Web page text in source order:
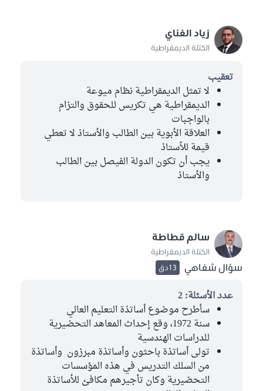
زياد الغناي
الكتلة الديمقراطية
تعقيب
لا تمثل الديمقراطية نظام ميوعة
الديمقراطية هي تكريس للحقوق والتزام
بالواجبات
العلاقة الأبوية بين الطالب والأستاذ لا تعطي
قيمة للأستاذ
يجب أن تكون الدولة الفيصل بين الطالب
والأستاذ
سالم قطاطة
الكتلة الديمقراطية
سؤال شفاهي 13دق
عدد الأسئلة: 2
سأطرح موضوع أساتذة التعليم العالي
سنة 1972، وقع إحداث المعاهد التحضيرية
للدراسات الهندسية
تولى أساتذة باحثون وأساتذة مبرزون وأساتذة
من السلك التدريس في هذه المؤسسات
التحضيرية وكان تأجيرهم مكافئ للأساتذة